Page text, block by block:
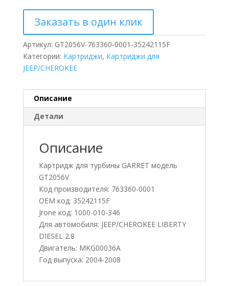
Заказать в один клик
Артикул: GT2056V-763360-0001-35242115F
Категории: Картриджи, Картриджи для
JEEP/CHEROKEE
Описание
Детали
Описание
Картридж для турбины GARRET модель
GT2056V
Код производителя: 763360-0001
OEM код: 35242115F
Jrone код: 1000-010-346
Для автомобиля: JEEP/CHEROKEE LIBERTY
DIESEL 2.8
Двигатель: MKG00036A
Год выпуска: 2004-2008